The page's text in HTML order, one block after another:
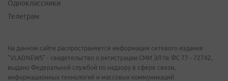
Одноклассники
Телеграм
На данном сайте распространяется информация сетевого издания
"VLADNEWS" - свидетельство о регистрации СМИ ЭЛ № ФС 77 - 72742,
выдано Федеральной службой по надзору в сфере связи,
информационных технологий и массовых коммуникаций